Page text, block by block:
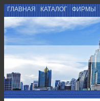
ГЛАВНАЯ КАТАЛОГ ФИРМЫ